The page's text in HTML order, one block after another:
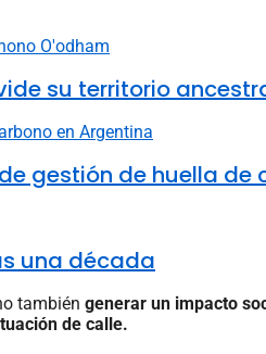
su territorio
gestión de huella de
una década
también generar un impacto
de calle.